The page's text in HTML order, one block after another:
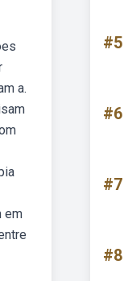
a.
em
#5
#6
#7
#8